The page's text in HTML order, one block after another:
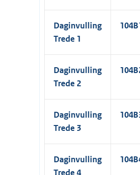
Daginvulling
Trede 1
Daginvulling
Trede 2
Daginvulling
Trede 3
Daginvulling
Trede 4